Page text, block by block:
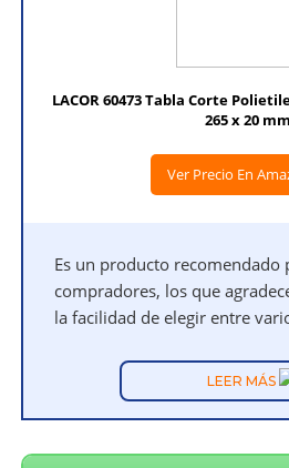
LACOR 60473 Tabla Corte
265 x 20 mm
Ver Precio En
Es un producto recomendado
compradores, los que
la facilidad de elegir entre
LEER MÁS